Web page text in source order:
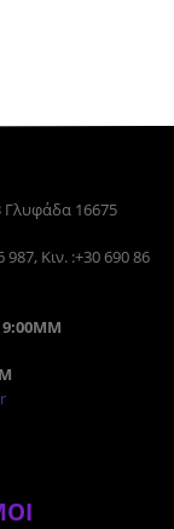
Γλυφάδα 16675
Κιν. :+30 690 86
9:00ΜΜ